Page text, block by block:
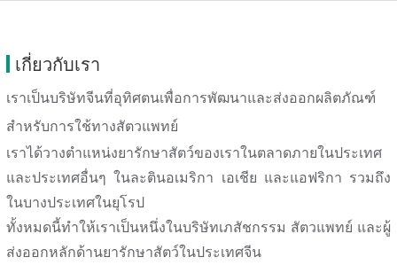
เกี่ยวกับเรา
เราเป็นบริษัทจีนที่อุทิศตนเพื่อการพัฒนาและส่งออกผลิตภัณฑ์
สำหรับการใช้ทางสัตวแพทย์
เราได้วางตำแหน่งยารักษาสัตว์ของเราในตลาดภายในประเทศ
และประเทศอื่นๆ ในละตินอเมริกา เอเชีย และแอฟริกา รวมถึง
ในบางประเทศในยุโรป
ทั้งหมดนี้ทำให้เราเป็นหนึ่งในบริษัทเภสัชกรรม สัตวแพทย์ และผู้
ส่งออกหลักด้านยารักษาสัตว์ในประเทศจีน